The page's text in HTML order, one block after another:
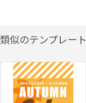
類似のテンプレート